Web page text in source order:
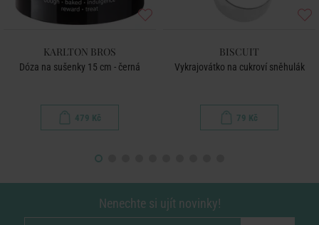
KARLTON BROS
Dóza na sušenky 15 cm - černá
479 Kč
BISCUIT
Vykrajovátko na cukroví sněhulák
79 Kč
Nenechte si ujít novinky!